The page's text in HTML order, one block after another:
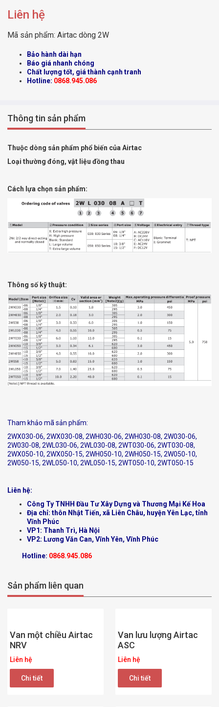
Liên hệ
Mã sản phẩm: Airtac dòng 2W
Bảo hành dài hạn
Báo giá nhanh chóng
Chất lượng tốt, giá thành cạnh tranh
Hotline: 0868.945.086
Thông tin sản phẩm
Thuộc dòng sản phẩm phổ biến của Airtac
Loại thường đóng, vật liệu đồng thau
Cách lựa chọn sản phẩm:
Thông số kỹ thuật:
Tham khảo mã sản phẩm:
2WX030-06, 2WX030-08, 2WH030-06, 2WH030-08, 2W030-06,
2W030-08, 2WL030-06, 2WL030-08, 2WT030-06, 2WT030-08,
2WX050-10, 2WX050-15, 2WH050-10, 2WH050-15, 2W050-10,
2W050-15, 2WL050-10, 2WL050-15, 2WT050-10, 2WT050-15
Liên hệ:
Công Ty TNHH Đầu Tư Xây Dựng và Thương Mại Kế Hoa
Địa chỉ: thôn Nhật Tiến, xã Liên Châu, huyện Yên Lạc, tỉnh
Vĩnh Phúc
VP1: Thanh Trì, Hà Nội
VP2: Lương Văn Can, Vĩnh Yên, Vĩnh Phúc
Hotline: 0868.945.086
Sản phẩm liên quan
Van một chiều Airtac
NRV
Liên hệ
Chi tiết
Van lưu lượng Airtac
ASC
Liên hệ
Chi tiết